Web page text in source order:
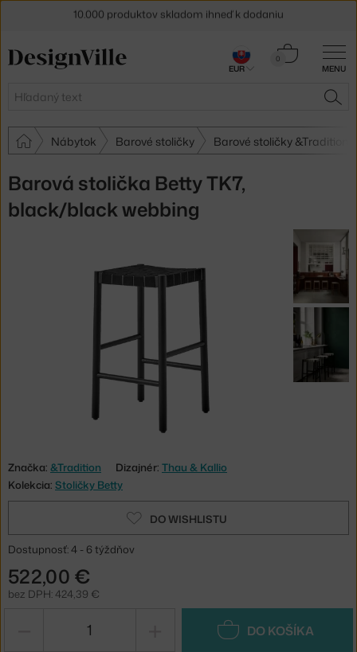
MENU
Hľadať
0
Košík
Nábytok Barové stoličky Barové stoličky &Tradition
Barová stolička Betty TK7,
black/black webbing
Značka: &Tradition Dizajnér: Thau & Kallio
Kolekcia: Stoličky Betty
DO WISHLISTU
Dostupnosť: 4 - 6 týždňov
522,00 €
bez DPH: 424,39 €
DO KOŠÍKA
30 dní na vrátenie tovaru
EUR